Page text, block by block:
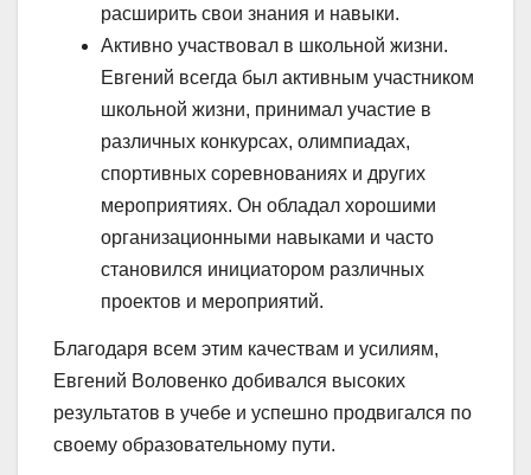
расширить свои знания и навыки.
Активно участвовал в школьной жизни.
Евгений всегда был активным участником
школьной жизни, принимал участие в
различных конкурсах, олимпиадах,
спортивных соревнованиях и других
мероприятиях. Он обладал хорошими
организационными навыками и часто
становился инициатором различных
проектов и мероприятий.
Благодаря всем этим качествам и усилиям,
Евгений Воловенко добивался высоких
результатов в учебе и успешно продвигался по
своему образовательному пути.